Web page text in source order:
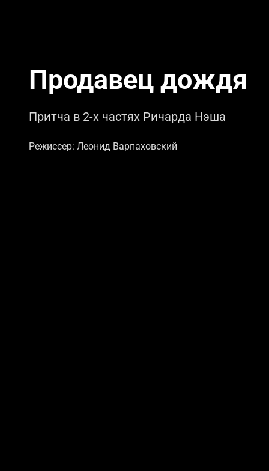
Продавец дождя
Притча в 2-х частях Ричарда Нэша
Режиссер: Леонид Варпаховский